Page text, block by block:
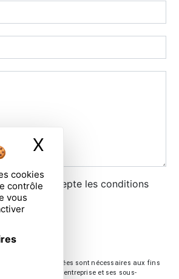
cookies
contrôle
vous
X
case, j'accepte les conditions
**
communiquées sont nécessaires aux fins
sont destinées à l'entreprise et ses sous-